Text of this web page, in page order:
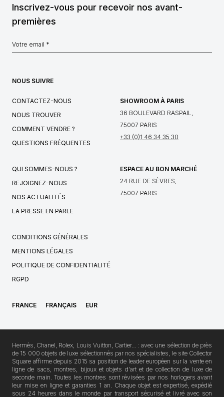
Inscrivez-vous pour recevoir nos avant-
premières
NOUS SUIVRE
CONTACTEZ-NOUS
NOUS TROUVER
COMMENT VENDRE ?
QUESTIONS FRÉQUENTES
SHOWROOM À PARIS
36 BOULEVARD RASPAIL,
75007 PARIS
+33 (0)1 46 34 35 30
QUI SOMMES-NOUS ?
REJOIGNEZ-NOUS
NOS ACTUALITÉS
LA PRESSE EN PARLE
ESPACE AU BON MARCHÉ
24 RUE DE SÈVRES,
75007 PARIS
CONDITIONS GÉNÉRALES
MENTIONS LÉGALES
POLITIQUE DE CONFIDENTIALITÉ
RGPD
FRANCE FRANÇAIS EUR
Hermès, Chanel, Rolex, Louis Vuitton, Cartier… : avec une sélection de près
de 15 000 objets de luxe sélectionnés par nos spécialistes, le site Collector
Square affirme depuis 2015 sa position de leader européen sur la vente en
ligne de sacs, montres, bijoux et objets d'art et de collection de luxe de
seconde main. Toutes les montres sont révisées par nos horlogers avant
leur mise en ligne et garanties 1 an. Chaque objet est expertisé, expédié
sous 24 heures dans le monde par transport sécurisé et livré avec son